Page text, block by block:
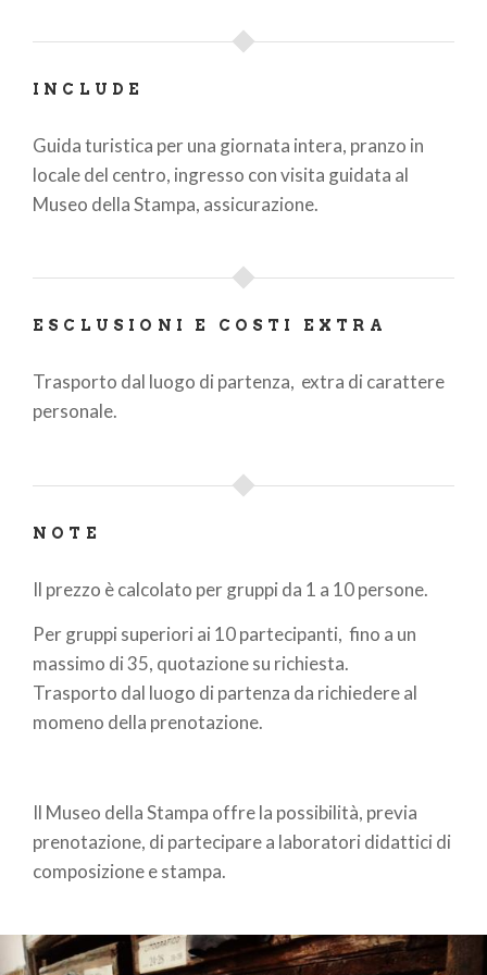
INCLUDE
Guida turistica per una giornata intera, pranzo in
locale del centro, ingresso con visita guidata al
Museo della Stampa, assicurazione.
ESCLUSIONI E COSTI EXTRA
Trasporto dal luogo di partenza, extra di carattere
personale.
NOTE
Il prezzo è calcolato per gruppi da 1 a 10 persone.
Per gruppi superiori ai 10 partecipanti, fino a un
massimo di 35, quotazione su richiesta.
Trasporto dal luogo di partenza da richiedere al
momeno della prenotazione.
Il Museo della Stampa offre la possibilità, previa
prenotazione, di partecipare a laboratori didattici di
composizione e stampa.